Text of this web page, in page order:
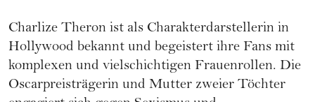
Charlize Theron ist als Charakterdarstellerin in
Hollywood bekannt und begeistert ihre Fans mit
komplexen und vielschichtigen Frauenrollen. Die
Oscarpreisträgerin und Mutter zweier Töchter